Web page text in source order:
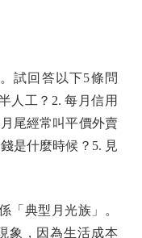
回答以下5條問
人工？2. 每月信用
尾經常叫平價外賣
是什麼時候？5. 見
典型月光族」。
象，因為生活成本